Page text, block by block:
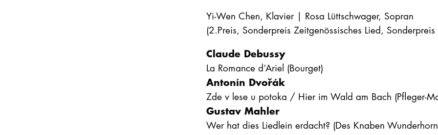
Yi-Wen Chen, Klavier | Rosa Lüttschwager, Sopran
(2.Preis, Sonderpreis Zeitgenössisches Lied,
Claude Debussy
La Romance d’Ariel (Bourget)
Antonín Dvořák
Zde v lese u potoka / Hier im Wald am Bach (Pfleger-
Gustav Mahler
Wer hat dies Liedlein erdacht? (Des Knaben